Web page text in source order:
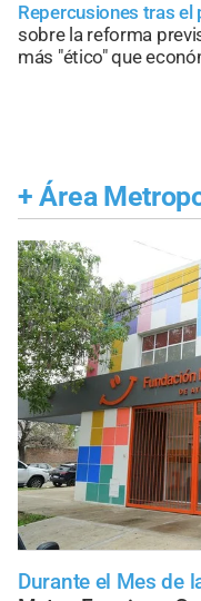
Repercusiones tras el
sobre la reforma
más "ético" que
+ Área
Durante el Mes de